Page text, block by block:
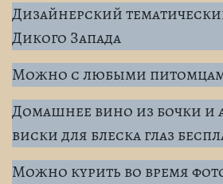
Дизайнерский
Дикого Запада
Можно с любыми
Домашнее вино из бочки и
виски для блеска глаз
Можно курить во время